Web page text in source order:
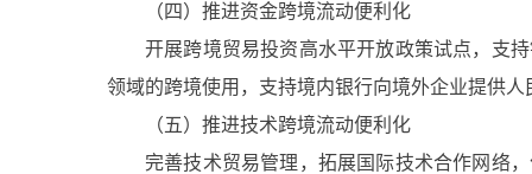
（四）推进资金跨境流动便利化
开展跨境贸易投资高水平开放政策试点，支
领域的跨境使用，支持境内银行向境外企业提供
（五）推进技术跨境流动便利化
完善技术贸易管理，拓展国际技术合作网络